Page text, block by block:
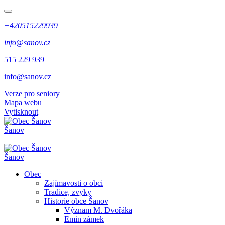
+420515229939
info@sanov.cz
515 229 939
info@sanov.cz
Verze pro seniory
Mapa webu
Vytisknout
Šanov
Šanov
Obec
Zajímavosti o obci
Tradice, zvyky
Historie obce Šanov
Význam M. Dvořáka
Emin zámek